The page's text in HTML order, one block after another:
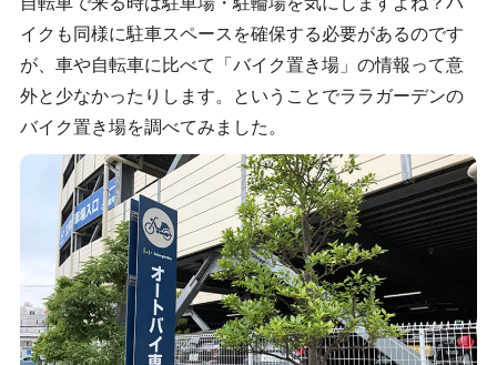
イクも同様に駐車スペースを確保する必要があるのです
が、車や自転車に比べて「バイク置き場」の情報って意
外と少なかったりします。ということでララガーデンの
バイク置き場を調べてみました。